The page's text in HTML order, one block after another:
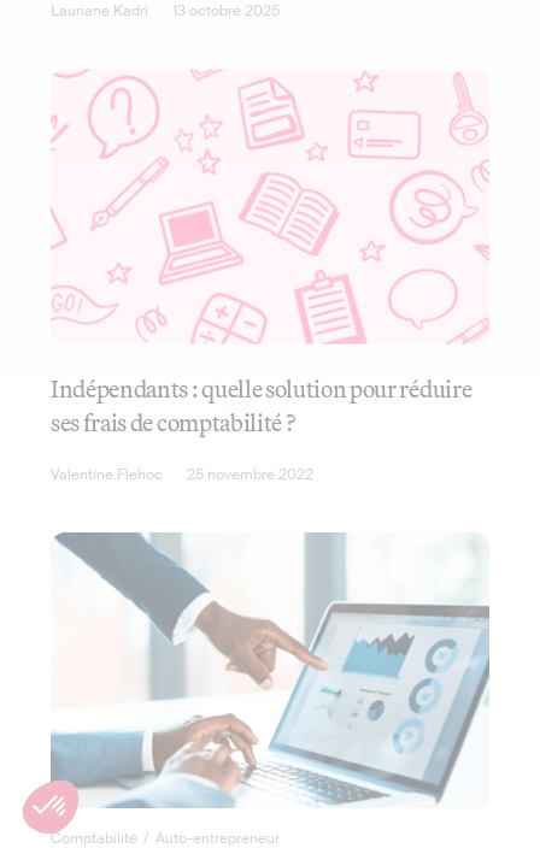
Lauriane Kadri 13 octobre 2025
Indépendants : quelle solution pour réduire
ses frais de comptabilité ?
Valentine Flehoc 25 novembre 2022
Comptabilité / Auto-entrepreneur